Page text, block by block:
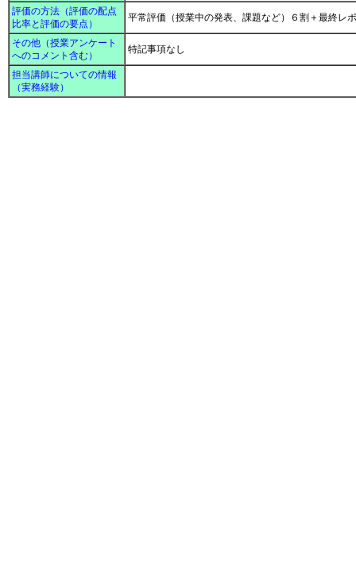
評価の方法（評価の配点
比率と評価の要点）
平常評価（授業中の発表、課題など）６割＋最終レ
その他（授業アンケート
へのコメント含む）
特記事項なし
担当講師についての情報
（実務経験）